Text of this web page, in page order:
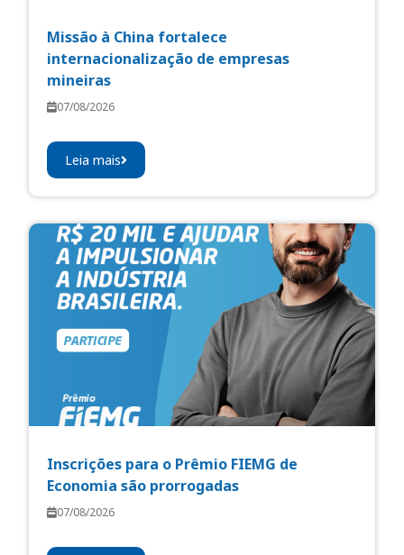
Missão à China fortalece
internacionalização de empresas
mineiras
07/08/2026
Leia mais
Inscrições para o Prêmio FIEMG de
Economia são prorrogadas
07/08/2026